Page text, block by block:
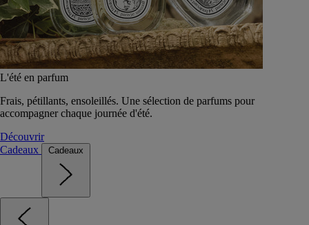
L'été en parfum
Frais, pétillants, ensoleillés. Une sélection de parfums pour
accompagner chaque journée d'été.
Découvrir
Cadeaux
Cadeaux